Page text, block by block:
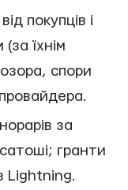
покупців і
їхнім
спори
за
гранти
Lightning.